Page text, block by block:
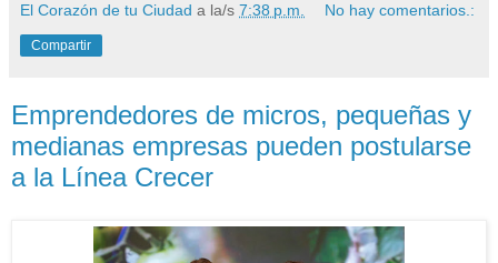
El Corazón de tu Ciudad a la/s 7:38 p.m. No hay comentarios.:
Compartir
Emprendedores de micros, pequeñas y
medianas empresas pueden postularse
a la Línea Crecer